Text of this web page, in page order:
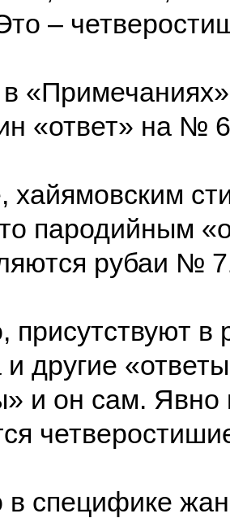
–
в
«ответ» на №
хайямовским
пародийным
рубаи №
присутствуют в
другие
и он сам. Явно
специфике